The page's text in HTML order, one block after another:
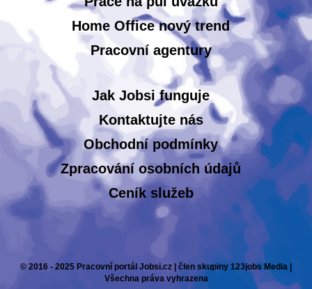
Home Office nový trend
Pracovní agentury
Jak Jobsi funguje
Kontaktujte nás
Obchodní podmínky
Zpracování osobních údajů
Ceník služeb
© 2016 - 2025 Pracovní portál Jobsi.cz | člen skupiny 123jobs Media |
Všechna práva vyhrazena